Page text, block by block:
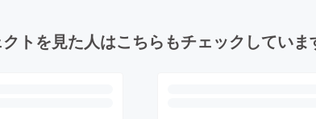
トを見た人はこちらもチェックしていま